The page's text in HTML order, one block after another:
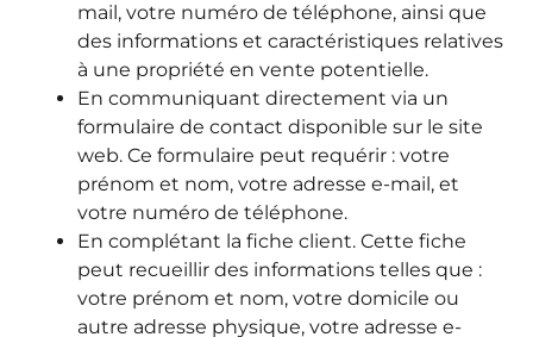
mail, votre numéro de téléphone, ainsi que
des informations et caractéristiques relatives
à une propriété en vente potentielle.
En communiquant directement via un
formulaire de contact disponible sur le site
web. Ce formulaire peut requérir : votre
prénom et nom, votre adresse e-mail, et
votre numéro de téléphone.
En complétant la fiche client. Cette fiche
peut recueillir des informations telles que :
votre prénom et nom, votre domicile ou
autre adresse physique, votre adresse e-